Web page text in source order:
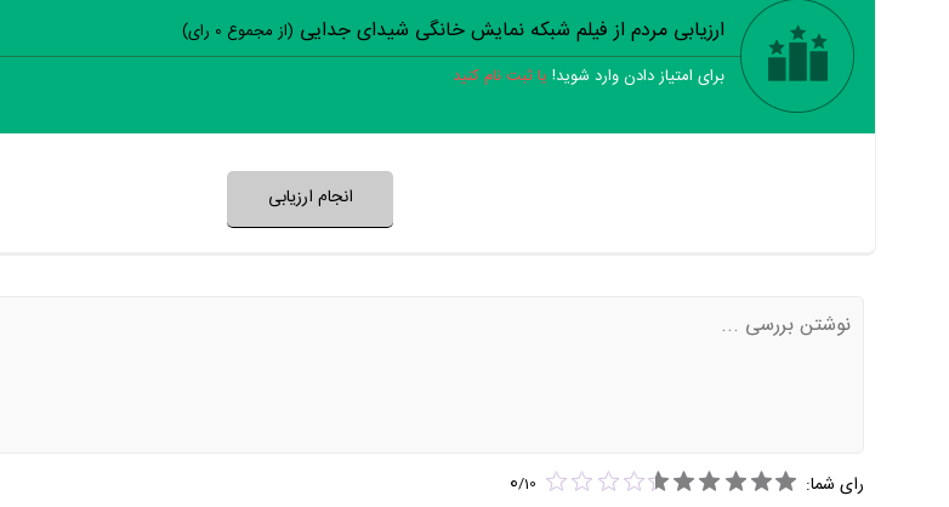
ارزیابی مردم از فیلم شبکه نمایش خانگی شیدای جدایی (از مجموع 0 رای)
برای امتیاز دادن وارد شوید! یا ثبت نام کنید
انجام ارزیابی
رای شما: 0/10